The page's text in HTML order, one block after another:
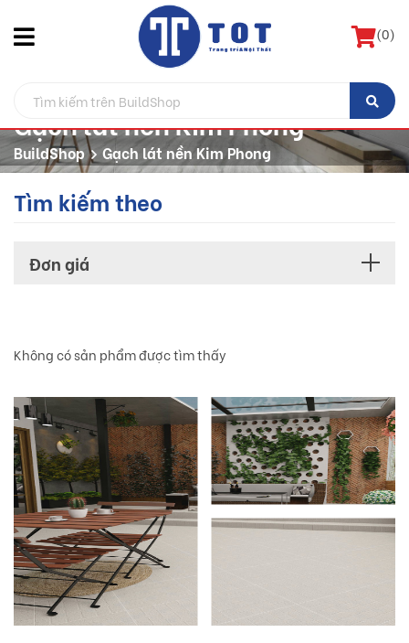
(0)
Gạch lát nền Kim Phong
BuildShop Gạch lát nền Kim Phong
Tìm kiếm theo
Đơn giá
Không có sản phẩm được tìm thấy